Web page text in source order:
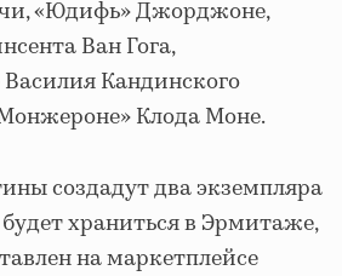
«Юдифь» Джорджоне,
Ван Гога,
Кандинского
Клода Моне.
создадут два экземпляра
храниться в Эрмитаже,
на маркетплейсе